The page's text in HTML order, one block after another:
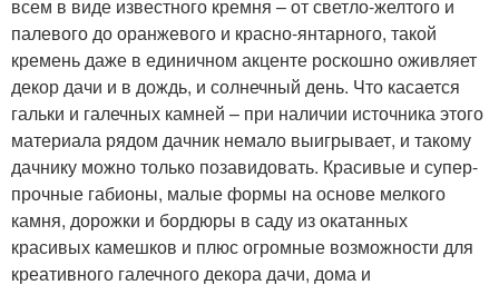
всем в виде известного кремня – от светло-желтого и
палевого до оранжевого и красно-янтарного, такой
кремень даже в единичном акценте роскошно оживляет
декор дачи и в дождь, и солнечный день. Что касается
гальки и галечных камней – при наличии источника этого
материала рядом дачник немало выигрывает, и такому
дачнику можно только позавидовать. Красивые и супер-
прочные габионы, малые формы на основе мелкого
камня, дорожки и бордюры в саду из окатанных
красивых камешков и плюс огромные возможности для
креативного галечного декора дачи, дома и